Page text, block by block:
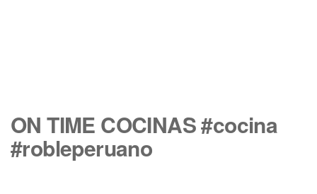
ON TIME COCINAS #cocina
#robleperuano